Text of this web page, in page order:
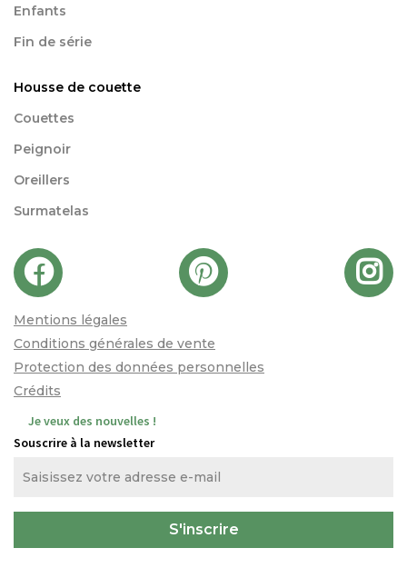
Enfants
Fin de série
Housse de couette
Couettes
Peignoir
Oreillers
Surmatelas
Mentions légales
Conditions générales de vente
Protection des données personnelles
Crédits
Je veux des nouvelles !
Souscrire à la newsletter